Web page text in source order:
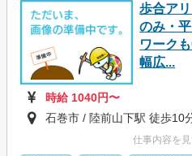
歩合ア
のみ・
ワーク
幅広...
時給 1040円〜
石巻市 / 陸前山下駅 徒歩10
仕事内容を